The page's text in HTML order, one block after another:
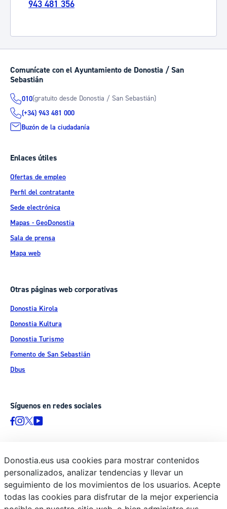
943 481 356
Comunícate con el Ayuntamiento de Donostia / San
Sebastián
010(gratuito desde Donostia / San Sebastián)
(+34) 943 481 000
Buzón de la ciudadanía
Enlaces útiles
Ofertas de empleo
Perfil del contratante
Sede electrónica
Mapas - GeoDonostia
Sala de prensa
Mapa web
Otras páginas web corporativas
Donostia Kirola
Donostia Kultura
Donostia Turismo
Fomento de San Sebastián
Dbus
Síguenos en redes sociales
© Donostiako Udala - Ayuntamiento de Donostia / San Sebastián
Ijentea 1, 20003 Donostia / San Sebastián
Aviso legal
Donostia.eus usa cookies para mostrar contenidos
personalizados, analizar tendencias y llevar un
seguimiento de los movimientos de los usuarios. Acepte
todas las cookies para disfrutar de la mejor experiencia